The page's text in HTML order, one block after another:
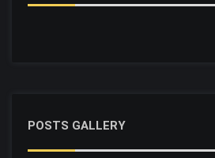
POSTS GALLERY